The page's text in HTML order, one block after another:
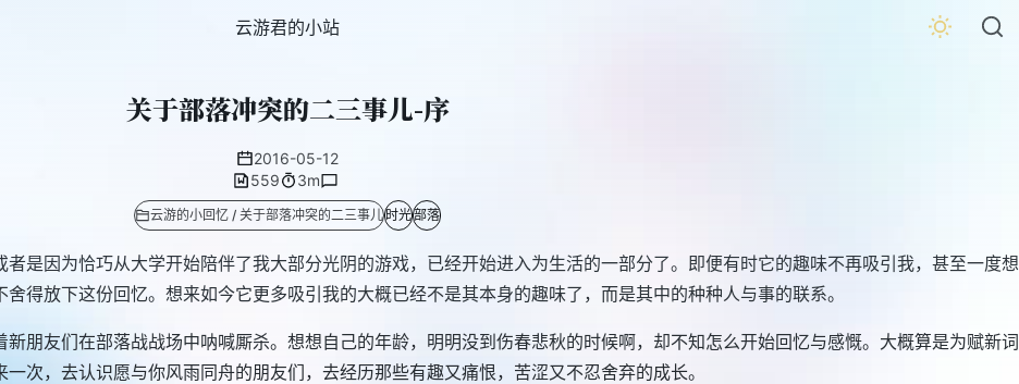
云游君的小站
关于部落冲突的二三事儿-序
2016-05-12
559
3m
云游的小回忆 / 关于部落冲突的二三事儿时光部落
是因为恰巧从大学开始陪伴了我大部分光阴的游戏，已经开始进入为生活的一部分了。即便有时它的趣味不再吸引我，甚至一度想
得放下这份回忆。想来如今它更多吸引我的大概已经不是其本身的趣味了，而是其中的种种人与事的联系。
朋友们在部落战战场中呐喊厮杀。想想自己的年龄，明明没到伤春悲秋的时候啊，却不知怎么开始回忆与感慨。大概算是为赋新词
次，去认识愿与你风雨同舟的朋友们，去经历那些有趣又痛恨，苦涩又不忍舍弃的成长。